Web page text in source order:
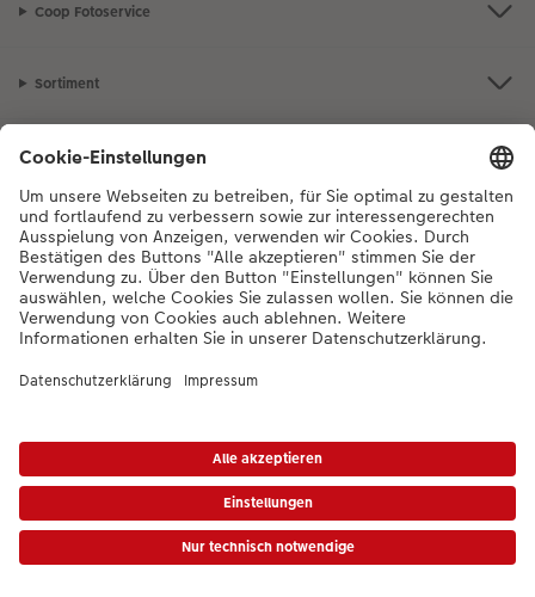
Coop Fotoservice
Sortiment
Inspiration
Bei Fragen zu Produkten oder der Bestellung können Sie uns gerne von
Montag bis Samstag von 8:00 – 20:00 Uhr und Sonntag von 10:00 –
20:00 Uhr (gesetzliche Feiertage ausgenommen) unter der
Telefonnummer044 499 10 36kontaktieren.
DE| FR|IT
*Die Preise gelten inkl. MWST zzgl. Versandkosten gem.PreislisteDas abgebildete
Produkt hat ggfs. einen höheren Preis.
|AGB|Datenschutz|Impressum